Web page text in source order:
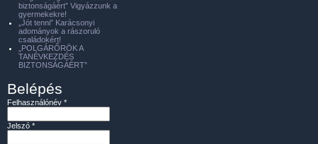
biztonságáért” Vigyázzunk a
gyermekekre!
„Jót tenni” Karácsonyi
adományok a rászoruló
családokért!
„POLGÁRŐRÖK A
TANÉVKEZDÉS
BIZTONSÁGÁÉRT”
Belépés
Felhasználónév *
Jelszó *